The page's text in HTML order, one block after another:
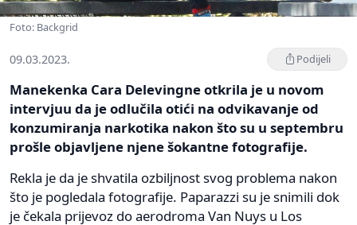
Foto: Backgrid
09.03.2023. Podijeli
Manekenka Cara Delevingne otkrila je u novom
intervjuu da je odlučila otići na odvikavanje od
konzumiranja narkotika nakon što su u septembru
prošle objavljene njene šokantne fotografije.
Rekla je da je shvatila ozbiljnost svog problema nakon
što je pogledala fotografije. Paparazzi su je snimili dok
je čekala prijevoz do aerodroma Van Nuys u Los